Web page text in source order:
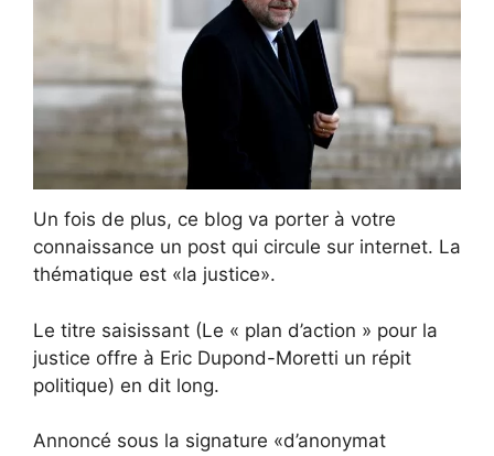
Un fois de plus, ce blog va porter à votre
connaissance un post qui circule sur internet. La
thématique est «la justice».
Le titre saisissant (Le « plan d’action » pour la
justice offre à Eric Dupond-Moretti un répit
politique) en dit long.
Annoncé sous la signature «d’anonymat